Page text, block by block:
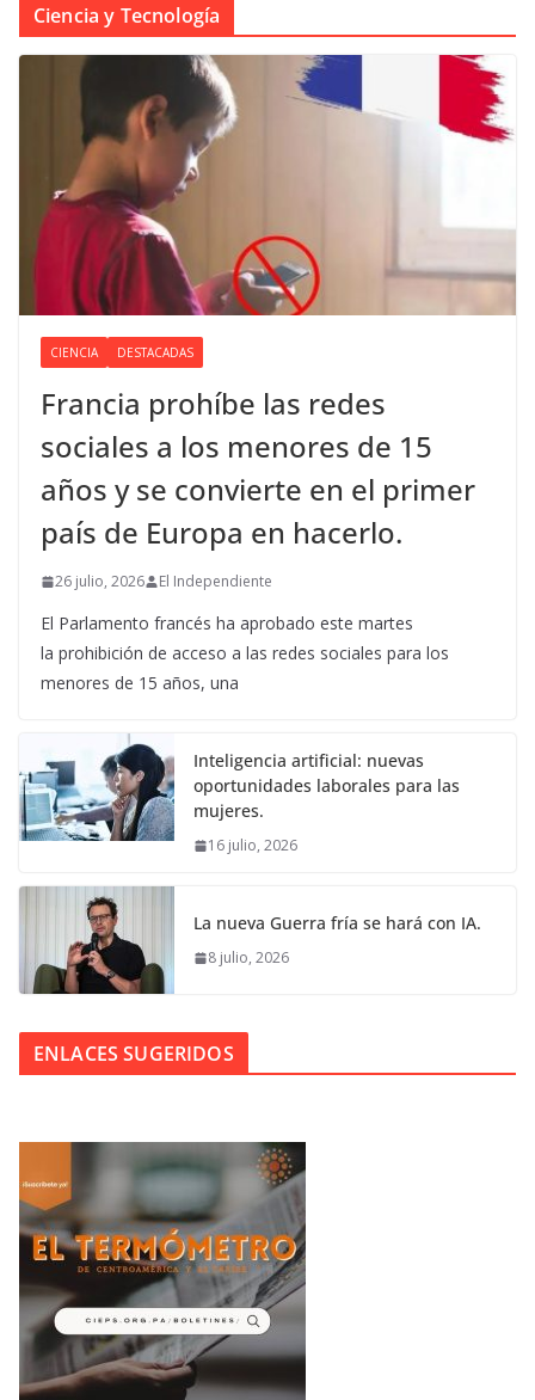
Ciencia y Tecnología
CIENCIA DESTACADAS
Francia prohíbe las redes
sociales a los menores de 15
años y se convierte en el primer
país de Europa en hacerlo.
26 julio, 2026 El Independiente
El Parlamento francés ha aprobado este martes
la prohibición de acceso a las redes sociales para los
menores de 15 años, una
Inteligencia artificial: nuevas
oportunidades laborales para las
mujeres.
16 julio, 2026
La nueva Guerra fría se hará con IA.
8 julio, 2026
ENLACES SUGERIDOS